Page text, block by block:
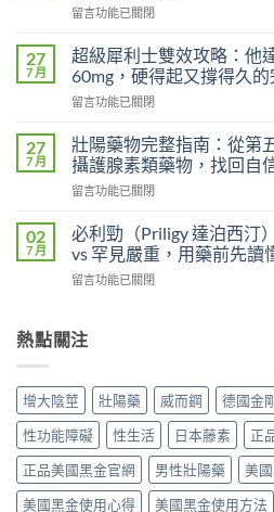
vs
統
偉
完
比
較：
收
度、
方
便
果
與
全
性
全
解
析〉
中
在
凍
偉
哥
與
統
錠
劑
的
異
比
Kamagra
完
南〉
中
留言功能已關閉
27
7 月
超級犀利士雙效攻略：他
60mg，硬得起又撐得久的
在
級
犀
利
士
效
他
非
達
泊
西
汀
60mg，
硬
得
留言功能已關閉
27
7 月
壯陽藥物完整指南：從第
攝護腺素類藥物，找回自
在
陽
藥
物
完
南：
五
型
磷
酸
二
酯
酶
留言功能已關閉
02
7 月
必利勁（Priligy 達泊西汀
vs 罕見嚴重，用藥前先讀
在
勁
（Priligy
泊
西
汀）
副
作
用
全
留言功能已關閉
熱點關注
增大陰莖 壯陽藥 威而鋼 德國金
性功能障礙
性生活 日本藤素
正
正品美國黑金官網
男性壯陽藥 美
美國黑金使用心得
美國黑金使用方法